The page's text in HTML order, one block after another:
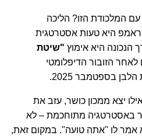
המלכודת הזו? הליכה
היא טעות אסטרטגית
הנכונה היא אימוץ "שיטת
לאחר הזובור הדיפלומטי
בספטמבר 2025.
יצא ממכון כושר, עזב את
באסטרטגיה מתוחכמת – לא
לו "אתה טועה". במקום זאת,